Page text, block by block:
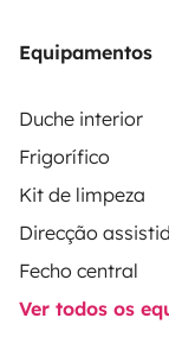
Equipamentos
Duche interior
Frigorífico
Kit de limpeza
Direcção
Fecho central
Ver todos os